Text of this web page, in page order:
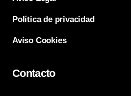
Política de privacidad
Aviso Cookies
Contacto